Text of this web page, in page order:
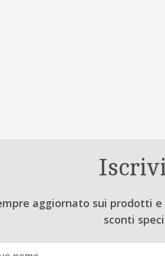
aggiornato sui prodotti
sconti